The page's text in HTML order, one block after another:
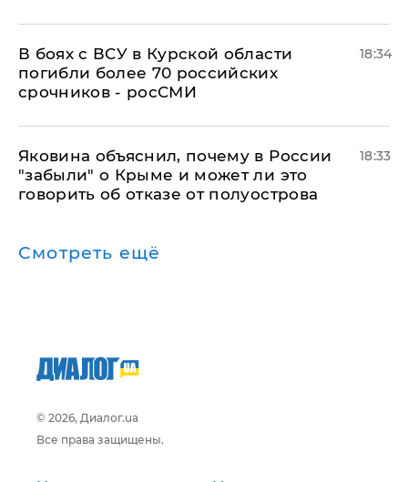
В боях с ВСУ в Курской области
погибли более 70 российских
срочников - росСМИ
18:34
Яковина объяснил, почему в России
"забыли" о Крыме и может ли это
говорить об отказе от полуострова
18:33
Смотреть ещё
© 2026, Диалог.ua
Все права защищены.